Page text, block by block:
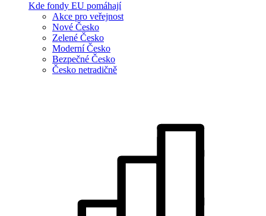
Kde fondy EU pomáhají
Akce pro veřejnost
Nové Česko
Zelené Česko
Moderní Česko
Bezpečné Česko
Česko netradičně